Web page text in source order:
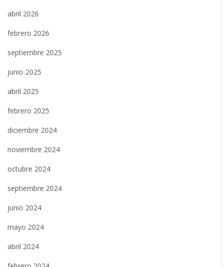
abril 2026
febrero 2026
septiembre 2025
junio 2025
abril 2025
febrero 2025
diciembre 2024
noviembre 2024
octubre 2024
septiembre 2024
junio 2024
mayo 2024
abril 2024